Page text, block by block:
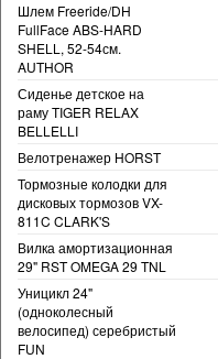
Шлем Freeride/DH
FullFace ABS-HARD
SHELL, 52-54см.
AUTHOR
Сиденье детское на
раму TIGER RELAX
BELLELLI
Велотренажер HORST
Тормозные колодки для
дисковых тормозов VX-
811C CLARK'S
Вилка амортизационная
29" RST OMEGA 29 TNL
Уницикл 24"
(одноколесный
велосипед) серебристый
FUN